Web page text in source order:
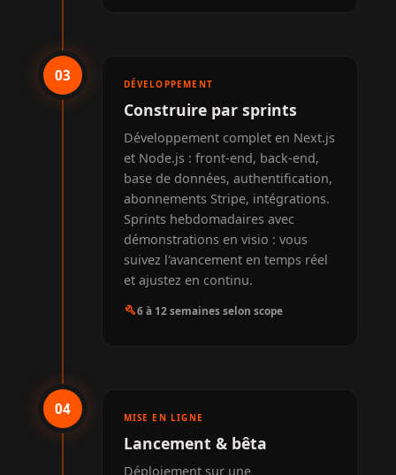
03 DÉVELOPPEMENT
Construire par sprints
Développement complet en Next.js
et Node.js : front-end, back-end,
base de données, authentification,
abonnements Stripe, intégrations.
Sprints hebdomadaires avec
démonstrations en visio : vous
suivez l'avancement en temps réel
et ajustez en continu.
build6 à 12 semaines selon scope
04 MISE EN LIGNE
Lancement & bêta
Déploiement sur une